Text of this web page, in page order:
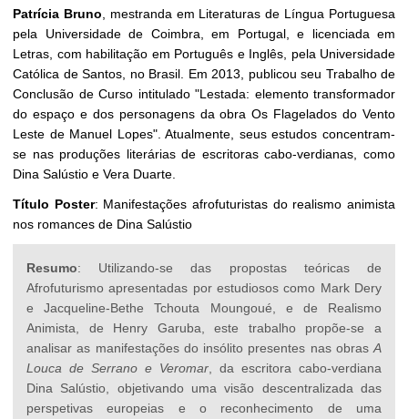
Patrícia Bruno , mestranda em Literaturas de Língua Portuguesa
pela Universidade de Coimbra, em Portugal, e licenciada em
Letras, com habilitação em Português e Inglês, pela Universidade
Católica de Santos, no Brasil. Em 2013, publicou seu Trabalho de
Conclusão de Curso intitulado "Lestada: elemento transformador
do espaço e dos personagens da obra Os Flagelados do Vento
Leste de Manuel Lopes". Atualmente, seus estudos concentram-
se nas produções literárias de escritoras cabo-verdianas, como
Dina Salústio e Vera Duarte.
Título Poster: Manifestações afrofuturistas do realismo animista
nos romances de Dina Salústio
Resumo: Utilizando-se das propostas teóricas de
Afrofuturismo apresentadas por estudiosos como Mark Dery
e Jacqueline-Bethe Tchouta Moungoué, e de Realismo
Animista, de Henry Garuba, este trabalho propõe-se a
analisar as manifestações do insólito presentes nas obras A
Louca de Serrano e Veromar , da escritora cabo-verdiana
Dina Salústio, objetivando uma visão descentralizada das
perspetivas europeias e o reconhecimento de uma